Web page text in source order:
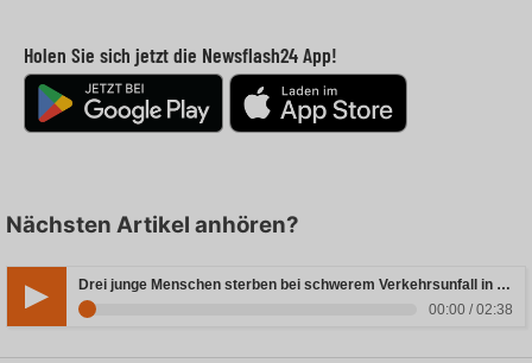
Holen Sie sich jetzt die Newsflash24 App!
Nächsten Artikel anhören?
Drei junge Menschen sterben bei schwerem Verkehrsunfall in Rheinland-Pfalz
00:00 / 02:38